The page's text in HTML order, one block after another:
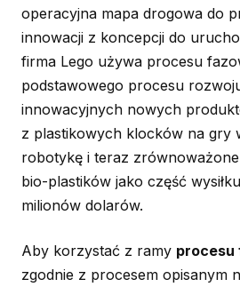
operacyjna mapa drogowa do
innowacji z koncepcji do
firma Lego używa procesu
podstawowego procesu
innowacyjnych nowych
z plastikowych klocków na gry
robotykę i teraz
bio-plastików jako część
milionów dolarów.
Aby korzystać z ramy procesu
zgodnie z procesem opisanym